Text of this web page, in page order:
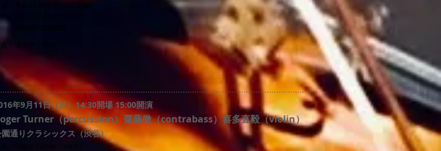
：03-3322-5564（会場）
真：マスデン美弥
年9月11日（日）14:30開場 15:00開演
Turner（percussion）齋藤徹（contrabass）喜多直毅（violin）
通りクラシックス（渋谷）